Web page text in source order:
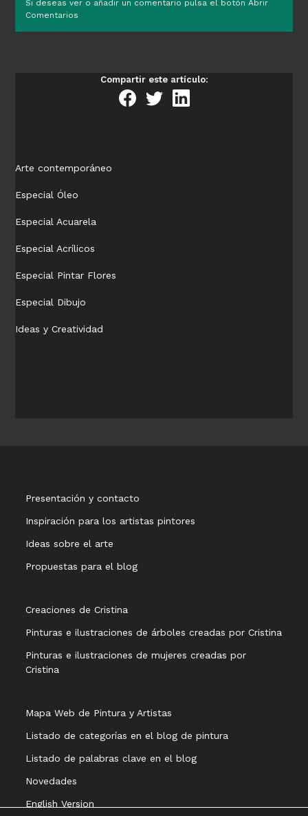
Si deseas ver o añadir un comentario pulsa el botón Abrir
Comentarios
Compartir este artículo:
Arte contemporáneo
Especial Óleo
Especial Acuarela
Especial Acrílicos
Especial Pintar Flores
Especial Dibujo
Ideas y Creatividad
Presentación y contacto
Inspiración para los artistas pintores
Ideas sobre el arte
Propuestas para el blog
Creaciones de Cristina
Pinturas e ilustraciones de árboles creadas por Cristina
Pinturas e ilustraciones de mujeres creadas por
Cristina
Mapa Web de Pintura y Artistas
Listado de categorías en el blog de pintura
Listado de palabras clave en el blog
Novedades
English Version